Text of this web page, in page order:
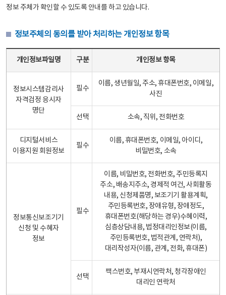
정보 주체가 확인할 수 있도록 안내를 하고 있습니다.
정보주체의 동의를 받아 처리하는 개인정보 항목
개인정보파일명 구분 개인정보 항목
정보시스템감리사
자격검정 응시자
명단
필수
이름, 생년월일, 주소, 휴대폰번호, 이메일,
사진
선택 소속, 직위, 전화번호
디지털서비스
이용지원 회원정보
필수
이름, 휴대폰번호, 이메일, 아이디,
비밀번호, 소속
정보통신보조기기
신청 및 수혜자
정보
필수
이름, 비밀번호, 전화번호, 주민등록지
주소, 배송지주소, 경제적 여건, 사회활동
내용, 신청제품명, 보조기기 활용계획,
주민등록번호, 장애유형, 장애정도,
휴대폰번호(해당하는 경우)수혜이력,
심층상담내용, 법정대리인정보(이름,
주민등록번호, 법적관계, 연락처),
대리작성자(이름, 관계, 전화, 휴대폰)
선택
팩스번호, 부재시연락처, 청각장애인
대리인 연락처